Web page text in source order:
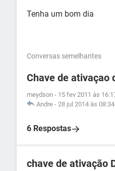
Tenha um bom dia
Conversas semelhantes
Chave de ativaçao
meydson - 15 fev 2011 às
Andre - 28 jul 2014 às 08:34
6 Respostas
chave de ativação